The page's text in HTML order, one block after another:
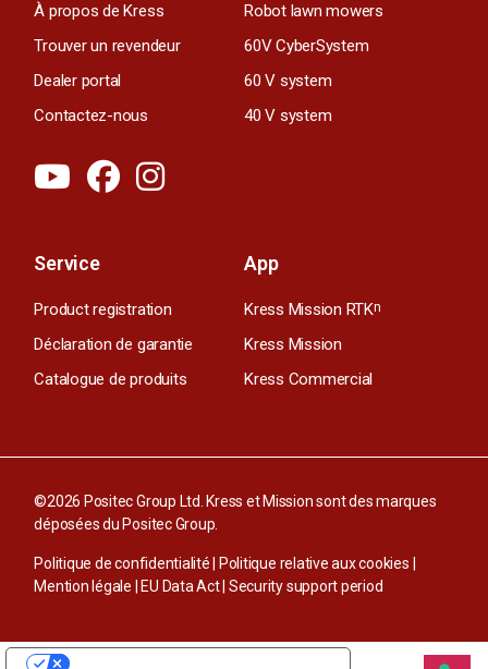
À propos de Kress
Trouver un revendeur
Dealer portal
Contactez-nous
Robot lawn mowers
60V CyberSystem
60 V system
40 V system
Service
Product registration
Déclaration de garantie
Catalogue de produits
App
Kress Mission RTKn
Kress Mission
Kress Commercial
©2026 Positec Group Ltd. Kress et Mission sont des marques
déposées du Positec Group.
Politique de confidentialité Politique relative aux cookies
Mention légale
EU Data Act| Security support period